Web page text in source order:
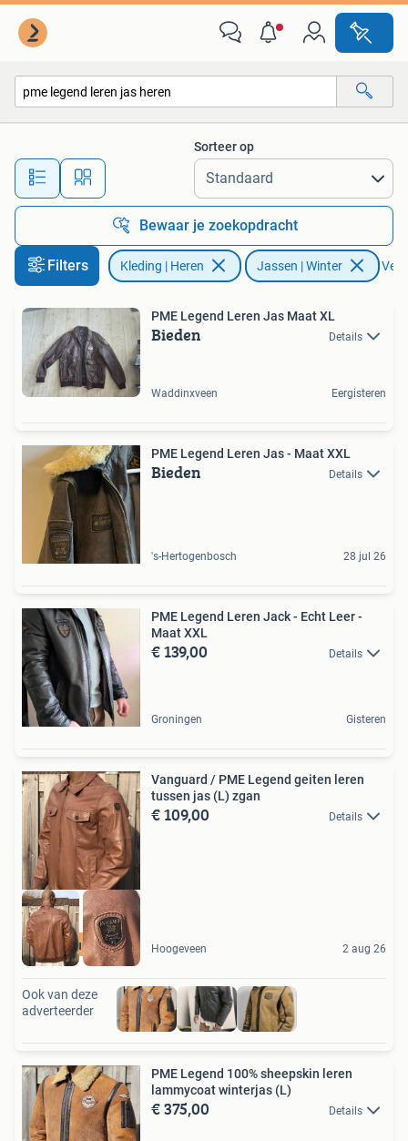
Alle afstanden…
Sorteer op
Bewaar je zoekopdracht
Filters Kleding | Heren Jassen | Winter
PME Legend Leren Jas Maat XL
Bieden Details
Waddinxveen Eergisteren
PME Legend Leren Jas - Maat XXL
Bieden Details
's-Hertogenbosch 28 jul 26
PME Legend Leren Jack - Echt Leer -
Maat XXL
€ 139,00 Details
Groningen Gisteren
Terugstuurgarantie
Vanguard / PME Legend geiten leren
tussen jas (L) zgan
€ 109,00 Details
Hoogeveen 2 aug 26
Ook van deze
adverteerder
PME Legend 100% sheepskin leren
lammycoat winterjas (L)
€ 375,00 Details